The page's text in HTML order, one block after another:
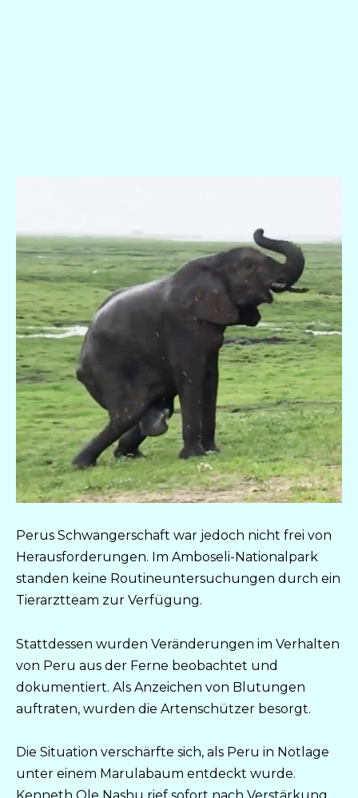
Perus Schwangerschaft war jedoch nicht frei von
Herausforderungen. Im Amboseli-Nationalpark
standen keine Routineuntersuchungen durch ein
Tierarztteam zur Verfügung.
Stattdessen wurden Veränderungen im Verhalten
von Peru aus der Ferne beobachtet und
dokumentiert. Als Anzeichen von Blutungen
auftraten, wurden die Artenschützer besorgt.
Die Situation verschärfte sich, als Peru in Notlage
unter einem Marulabaum entdeckt wurde.